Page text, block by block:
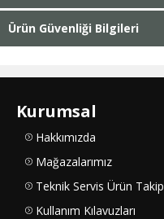
Ürün Güvenliği Bilgileri
Kurumsal
Hakkımızda
Mağazalarımız
Teknik Servis Ürün Takip
Kullanım Kılavuzları